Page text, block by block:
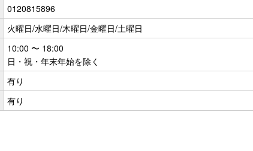
0120815896
火曜日/水曜日/木曜日/金曜日/土曜日
10:00 〜 18:00
日・祝・年末年始を除く
有り
有り